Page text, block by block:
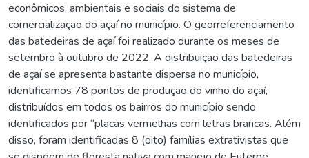
econômicos, ambientais e sociais do sistema de
comercialização do açaí no município. O georreferenciamento
das batedeiras de açaí foi realizado durante os meses de
setembro à outubro de 2022. A distribuição das batedeiras
de açaí se apresenta bastante dispersa no município,
identificamos 78 pontos de produção do vinho do açaí,
distribuídos em todos os bairros do município sendo
identificados por “placas vermelhas com letras brancas. Além
disso, foram identificadas 8 (oito) famílias extrativistas que